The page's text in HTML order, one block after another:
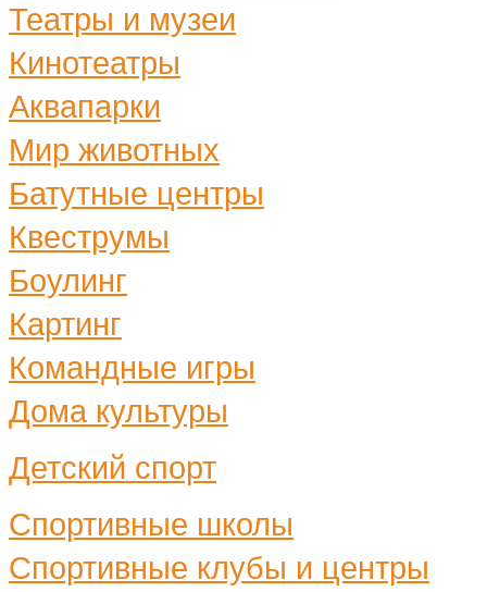
Театры и музеи
Кинотеатры
Аквапарки
Мир животных
Батутные центры
Квеструмы
Боулинг
Картинг
Командные игры
Дома культуры
Детский спорт
Спортивные школы
Спортивные клубы и центры